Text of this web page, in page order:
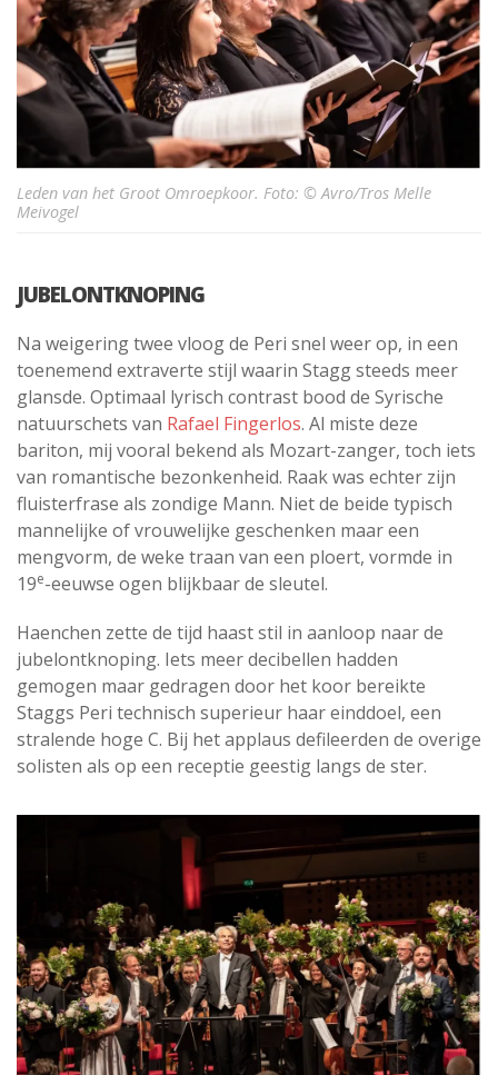
Leden van het Groot Omroepkoor. Foto: © Avro/Tros Melle
Meivogel
JUBELONTKNOPING
Na weigering twee vloog de Peri snel weer op, in een
toenemend extraverte stijl waarin Stagg steeds meer
glansde. Optimaal lyrisch contrast bood de Syrische
natuurschets van Rafael Fingerlos. Al miste deze
bariton, mij vooral bekend als Mozart-zanger, toch iets
van romantische bezonkenheid. Raak was echter zijn
fluisterfrase als zondige Mann. Niet de beide typisch
mannelijke of vrouwelijke geschenken maar een
mengvorm, de weke traan van een ploert, vormde in
19e-eeuwse ogen blijkbaar de sleutel.
Haenchen zette de tijd haast stil in aanloop naar de
jubelontknoping. Iets meer decibellen hadden
gemogen maar gedragen door het koor bereikte
Staggs Peri technisch superieur haar einddoel, een
stralende hoge C. Bij het applaus defileerden de overige
solisten als op een receptie geestig langs de ster.